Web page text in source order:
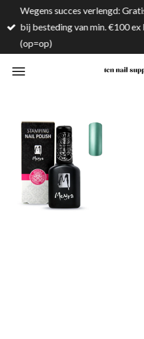
direct
naar
hoofdinhoud
Wegens succes verlengd:
bij besteding van min. €100
(op=op)